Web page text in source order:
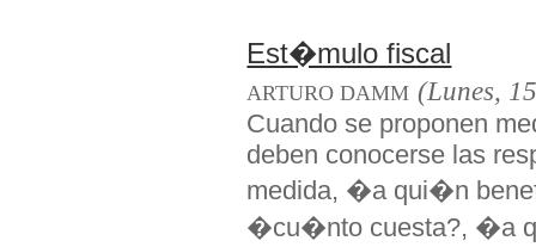
Est�mulo fiscal
ARTURO DAMM (Lunes,
Cuando se proponen
deben conocerse las
medida, �a qui�n
�cu�nto cuesta?, �a